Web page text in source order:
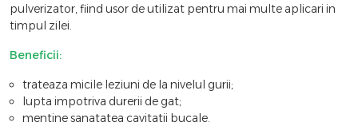
pulverizator, fiind usor de utilizat pentru mai multe aplicari in
timpul zilei.
Beneficii:
trateaza micile leziuni de la nivelul gurii;
lupta impotriva durerii de gat;
mentine sanatatea cavitatii bucale.